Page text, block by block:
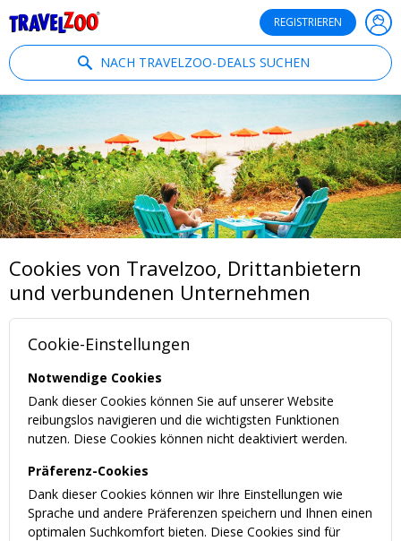
REGISTRIEREN
NACH TRAVELZOO-DEALS SUCHEN
Cookies von Travelzoo, Drittanbietern
und verbundenen Unternehmen
Cookie-Einstellungen
Notwendige Cookies
Dank dieser Cookies können Sie auf unserer Website
reibungslos navigieren und die wichtigsten Funktionen
nutzen. Diese Cookies können nicht deaktiviert werden.
Präferenz-Cookies
Dank dieser Cookies können wir Ihre Einstellungen wie
Sprache und andere Präferenzen speichern und Ihnen einen
optimalen Suchkomfort bieten. Diese Cookies sind für